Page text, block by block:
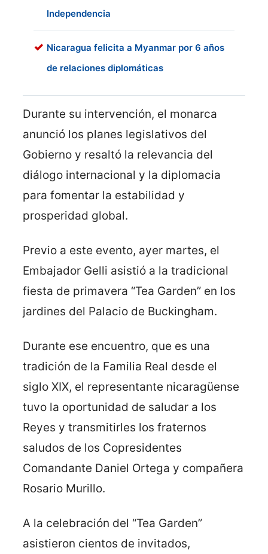
Independencia
Nicaragua felicita a Myanmar por 6 años
de relaciones diplomáticas
Durante su intervención, el monarca
anunció los planes legislativos del
Gobierno y resaltó la relevancia del
diálogo internacional y la diplomacia
para fomentar la estabilidad y
prosperidad global.
Previo a este evento, ayer martes, el
Embajador Gelli asistió a la tradicional
fiesta de primavera “Tea Garden” en los
jardines del Palacio de Buckingham.
Durante ese encuentro, que es una
tradición de la Familia Real desde el
siglo XIX, el representante nicaragüense
tuvo la oportunidad de saludar a los
Reyes y transmitirles los fraternos
saludos de los Copresidentes
Comandante Daniel Ortega y compañera
Rosario Murillo.
A la celebración del “Tea Garden”
asistieron cientos de invitados,